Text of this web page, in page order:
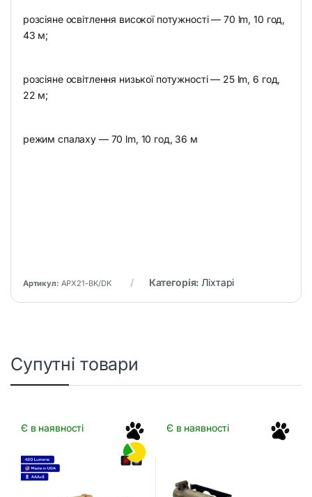
розсіяне освітлення високої потужності — 70 lm, 10 год,
43 м;
розсіяне освітлення низької потужності — 25 lm, 6 год,
22 м;
режим спалаху — 70 lm, 10 год, 36 м
Артикул: APX21-BK/DK Категорія: Ліхтарі
Супутні товари
Є в наявності Є в наявності